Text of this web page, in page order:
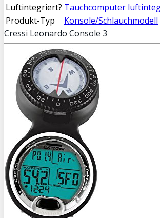
Luftintegriert? Tauchcomputer
Produkt-Typ
Konsole/Schlauchmodell
Cressi Leonardo Console 3